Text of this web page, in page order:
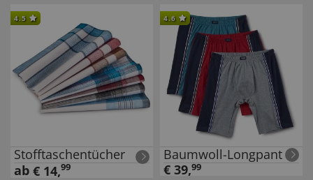
4.5
Stofftaschentücher
ab € 14,99
4.6
Baumwoll-Longpant
€ 39,99